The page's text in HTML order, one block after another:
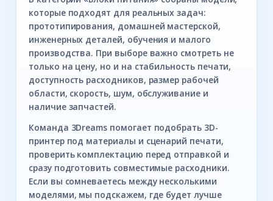
которые подходят для реальных задач:
прототипирования, домашней мастерской,
инженерных деталей, обучения и малого
производства. При выборе важно смотреть не
только на цену, но и на стабильность печати,
доступность расходников, размер рабочей
области, скорость, шум, обслуживание и
наличие запчастей.
Команда 3Dreams помогает подобрать 3D-
принтер под материалы и сценарий печати,
проверить комплектацию перед отправкой и
сразу подготовить совместимые расходники.
Если вы сомневаетесь между несколькими
моделями, мы подскажем, где будет лучше